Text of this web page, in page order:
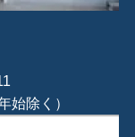
始除く）